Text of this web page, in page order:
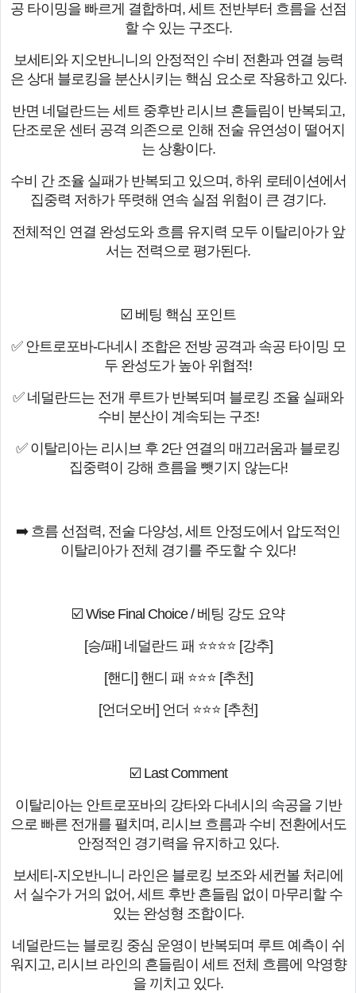
공 타이밍을 빠르게 결합하며, 세트 전반부터 흐름을 선점
할 수 있는 구조다.
보세티와 지오반니니의 안정적인 수비 전환과 연결 능력
은 상대 블로킹을 분산시키는 핵심 요소로 작용하고 있다.
반면 네덜란드는 세트 중후반 리시브 흔들림이 반복되고,
단조로운 센터 공격 의존으로 인해 전술 유연성이 떨어지
는 상황이다.
수비 간 조율 실패가 반복되고 있으며, 하위 로테이션에서
집중력 저하가 뚜렷해 연속 실점 위험이 큰 경기다.
전체적인 연결 완성도와 흐름 유지력 모두 이탈리아가 앞
서는 전력으로 평가된다.
☑️ 베팅 핵심 포인트
✅ 안트로포바-다네시 조합은 전방 공격과 속공 타이밍 모
두 완성도가 높아 위협적!
✅ 네덜란드는 전개 루트가 반복되며 블로킹 조율 실패와
수비 분산이 계속되는 구조!
✅ 이탈리아는 리시브 후 2단 연결의 매끄러움과 블로킹
집중력이 강해 흐름을 뺏기지 않는다!
➡️ 흐름 선점력, 전술 다양성, 세트 안정도에서 압도적인
이탈리아가 전체 경기를 주도할 수 있다!
☑️ Wise Final Choice / 베팅 강도 요약
[승/패] 네덜란드 패 ⭐⭐⭐⭐ [강추]
[핸디] 핸디 패 ⭐⭐⭐ [추천]
[언더오버] 언더 ⭐⭐⭐ [추천]
☑️ Last Comment
이탈리아는 안트로포바의 강타와 다네시의 속공을 기반
으로 빠른 전개를 펼치며, 리시브 흐름과 수비 전환에서도
안정적인 경기력을 유지하고 있다.
보세티-지오반니니 라인은 블로킹 보조와 세컨볼 처리에
서 실수가 거의 없어, 세트 후반 흔들림 없이 마무리할 수
있는 완성형 조합이다.
네덜란드는 블로킹 중심 운영이 반복되며 루트 예측이 쉬
워지고, 리시브 라인의 흔들림이 세트 전체 흐름에 악영향
을 끼치고 있다.